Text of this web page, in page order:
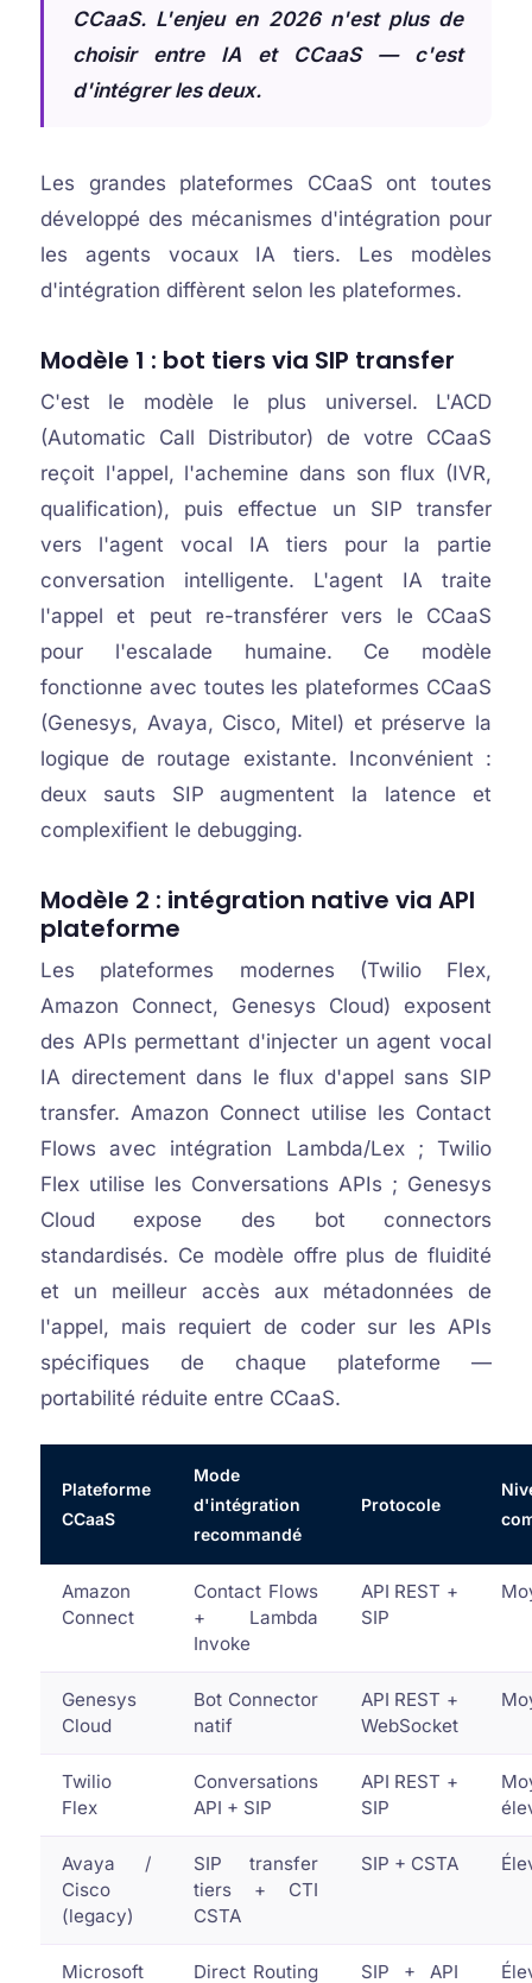
CCaaS. L'enjeu en 2026 n'est plus de
choisir entre IA et CCaaS — c'est
d'intégrer les deux.
Les grandes plateformes CCaaS ont toutes
développé des mécanismes d'intégration pour
les agents vocaux IA tiers. Les modèles
d'intégration diffèrent selon les plateformes.
Modèle 1 : bot tiers via SIP transfer
C'est le modèle le plus universel. L'ACD
(Automatic Call Distributor) de votre CCaaS
reçoit l'appel, l'achemine dans son flux (IVR,
qualification), puis effectue un SIP transfer
vers l'agent vocal IA tiers pour la partie
conversation intelligente. L'agent IA traite
l'appel et peut re-transférer vers le CCaaS
pour l'escalade humaine. Ce modèle
fonctionne avec toutes les plateformes CCaaS
(Genesys, Avaya, Cisco, Mitel) et préserve la
logique de routage existante. Inconvénient :
deux sauts SIP augmentent la latence et
complexifient le debugging.
Modèle 2 : intégration native via API
plateforme
Les plateformes modernes (Twilio Flex,
Amazon Connect, Genesys Cloud) exposent
des APIs permettant d'injecter un agent vocal
IA directement dans le flux d'appel sans SIP
transfer. Amazon Connect utilise les Contact
Flows avec intégration Lambda/Lex ; Twilio
Flex utilise les Conversations APIs ; Genesys
Cloud expose des bot connectors
standardisés. Ce modèle offre plus de fluidité
et un meilleur accès aux métadonnées de
l'appel, mais requiert de coder sur les APIs
spécifiques de chaque plateforme —
portabilité réduite entre CCaaS.
Plateforme
CCaaS
Mode
d'intégration
recommandé
Protocole
Amazon
Connect
Contact Flows
+ Lambda
Invoke
API REST +
SIP
Genesys
Cloud
Bot Connector
natif
API REST +
WebSocket
Twilio
Flex
Conversations
API + SIP
API REST +
SIP
Avaya /
Cisco
(legacy)
SIP transfer
tiers + CTI
CSTA
SIP + CSTA
Microsoft Direct Routing SIP + API